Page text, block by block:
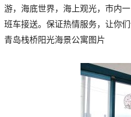
游，海底世界，海上观光，市内
班车接送。保证热情服务，让你们
青岛栈桥阳光海景公寓图片